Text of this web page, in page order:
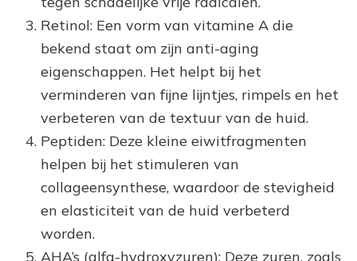
Retinol: Een vorm van vitamine A die
bekend staat om zijn anti-aging
eigenschappen. Het helpt bij het
verminderen van fijne lijntjes, rimpels en het
verbeteren van de textuur van de huid.
Peptiden: Deze kleine eiwitfragmenten
helpen bij het stimuleren van
collageensynthese, waardoor de stevigheid
en elasticiteit van de huid verbeterd
worden.
AHA’s (alfa-hydroxyzuren): Deze zuren, zoals